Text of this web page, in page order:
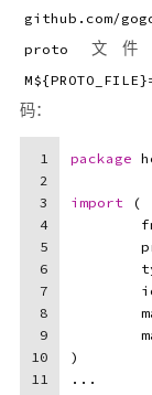
github.com/
proto 文件
码：
1
2
3
4
5
6
7
8
9
10
11
package
import (
)
...